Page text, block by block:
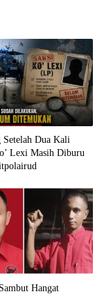
Setelah Dua Kali
Lexi Masih Diburu
Hangat